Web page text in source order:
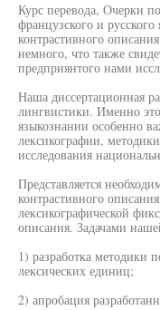
Курс перевода, Очерки
французского и
контрастивного
немного, что также
предприянтого нами
Наша диссертационная
лингвистики. Именно
языкознании особенно
лексикографии,
исследования
Представляется
контрастивного
лексикографической
описания. Задачами
1) разработка методики
лексических единиц;
2) апробация